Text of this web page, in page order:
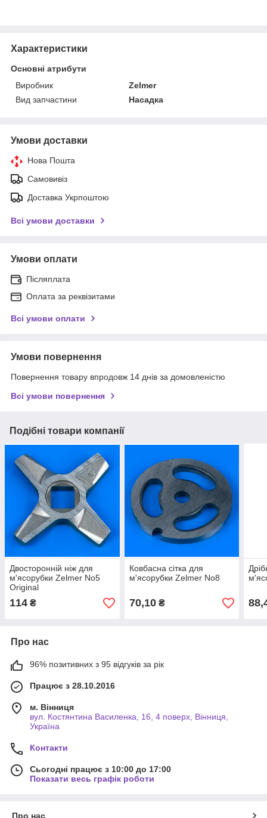
Характеристики
Основні атрибути
Виробник
Zelmer
Вид запчастини
Насадка
Умови доставки
Нова Пошта
Самовивіз
Доставка Укрпоштою
Всі умови доставки
Умови оплати
Післяплата
Оплата за реквізитами
Всі умови оплати
Умови повернення
Повернення товару впродовж 14 днів за домовленістю
Всі умови повернення
Подібні товари компанії
Двосторонній ніж для
м'ясорубки Zelmer No5
Original
114 ₴
Ковбасна сітка для
м'ясорубки Zelmer No8
70,10₴
Про нас
96% позитивних з 95 відгуків за рік
Працює з 28.10.2016
м. Вінниця
вул. Костянтина Василенка, 16, 4 поверх, Вінниця,
Україна
Контакти
Сьогодні працює з 10:00 до 17:00
Показати весь графік роботи
Про нас